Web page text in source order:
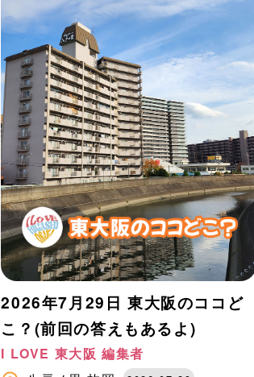
2026年7月29日 東大阪のココど
こ？(前回の答えもあるよ)
I LOVE 東大阪 編集者